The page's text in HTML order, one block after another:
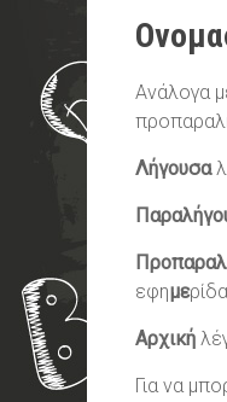
Ανάλογα
Λήγουσα
εφημε
Αρχική
Για να